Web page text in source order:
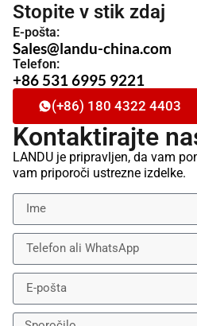
Stopite v stik zdaj
E-pošta:
Sales@landu-china.com
Telefon:
+86 531 6995 9221
(+86) 180 4322 4403
Kontaktirajte
LANDU je pripravljen, da vam
vam priporoči ustrezne izdelke.